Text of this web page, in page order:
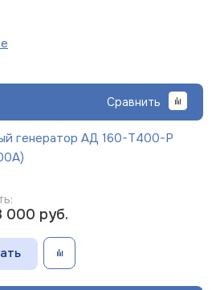
Сравнить
генератор АД 160-Т400-Р
000 руб.